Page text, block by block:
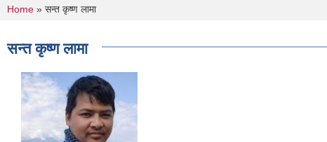
You are here
Home » सन्त कृष्ण लामा
सन्त कृष्ण लामा